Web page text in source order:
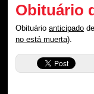
Obituário
Obituárioanticipado
no está muerta).